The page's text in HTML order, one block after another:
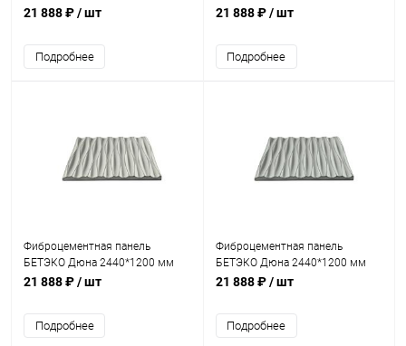
Ral 7040
21 888 ₽/ шт
Подробнее
Ral 7046
21 888 ₽/ шт
Подробнее
Фиброцементная панель
БЕТЭКО Дюна 2440*1200 мм
Ral 9002
21 888 ₽/ шт
Подробнее
Фиброцементная панель
БЕТЭКО Дюна 2440*1200 мм
Ral 9018
21 888 ₽/ шт
Подробнее